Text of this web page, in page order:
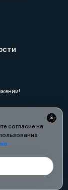
согласие на